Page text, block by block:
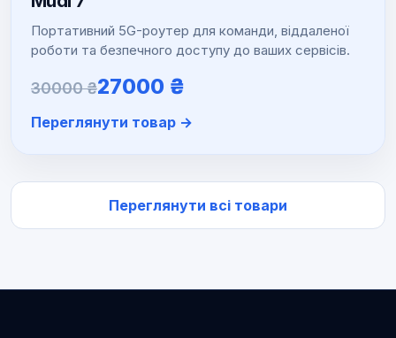
Портативний 5G-роутер для команди, віддаленої
роботи та безпечного доступу до ваших сервісів.
30000₴
Оригінальна
ціна:
30000 ₴.
27000 ₴
Поточна
ціна:
27000 ₴.
Переглянути товар →
Переглянути всі товари